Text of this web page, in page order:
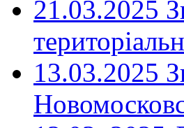
21.03.2025
13.03.2025